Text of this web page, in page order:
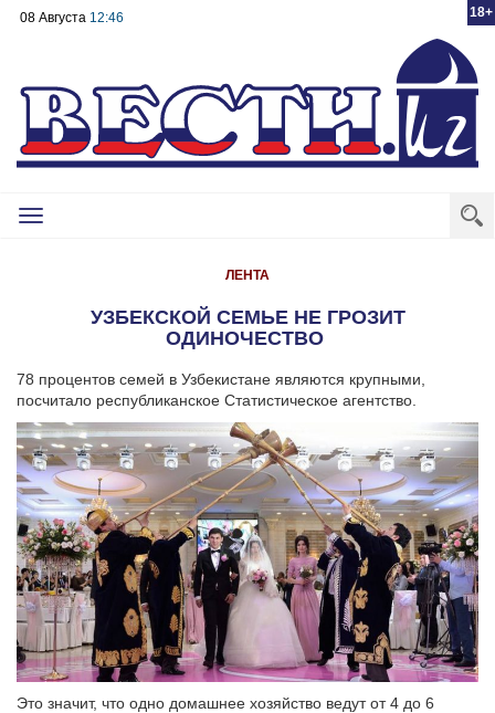
18+
08 Августа 12:46
Toggle
ЛЕНТА
УЗБЕКСКОЙ СЕМЬЕ НЕ ГРОЗИТ
ОДИНОЧЕСТВО
78 процентов семей в Узбекистане являются крупными,
посчитало республиканское Статистическое агентство.
Это значит, что одно домашнее хозяйство ведут от 4 до 6